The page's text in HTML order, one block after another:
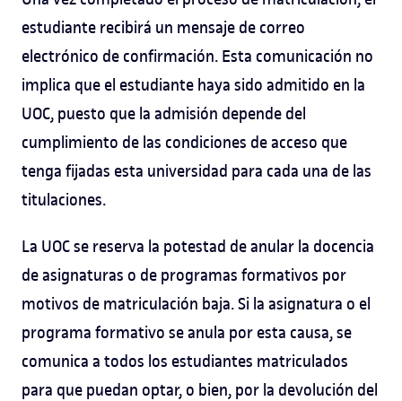
estudiante recibirá un mensaje de correo
electrónico de confirmación. Esta comunicación no
implica que el estudiante haya sido admitido en la
UOC, puesto que la admisión depende del
cumplimiento de las condiciones de acceso que
tenga fijadas esta universidad para cada una de las
titulaciones.
La UOC se reserva la potestad de anular la docencia
de asignaturas o de programas formativos por
motivos de matriculación baja. Si la asignatura o el
programa formativo se anula por esta causa, se
comunica a todos los estudiantes matriculados
para que puedan optar, o bien, por la devolución del